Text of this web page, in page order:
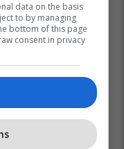
data on the basis
to by managing
bottom of this page
consent in privacy